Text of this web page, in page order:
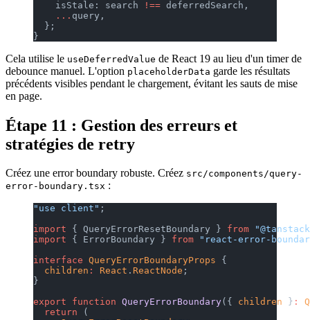
    isStale: search
!== deferredSearch,
    ...
query,
  };
}
Cela utilise le useDeferredValue de React 19 au lieu d'un timer de
debounce manuel. L'option placeholderData garde les résultats
précédents visibles pendant le chargement, évitant les sauts de mise
en page.
Étape 11 : Gestion des erreurs et
stratégies de retry
Créez une error boundary robuste. Créez src/components/query-
error-boundary.tsx :
"use client" ;
import { QueryErrorResetBoundary } from
import { ErrorBoundary } from "react-error-
interface QueryErrorBoundaryProps {
  children
: React . ReactNode ;
}
export function QueryErrorBoundary({ children } :
  return
(